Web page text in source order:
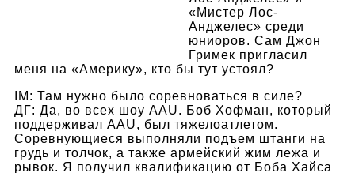
«Мистер Лос-
Анджелес» среди
юниоров. Сам Джон
Гримек пригласил
меня на «Америку», кто бы тут устоял?
IM: Там нужно было соревноваться в силе?
ДГ: Да, во всех шоу AAU. Боб Хофман, который
поддерживал AAU, был тяжелоатлетом.
Соревнующиеся выполняли подъем штанги на
грудь и толчок, а также армейский жим лежа и
рывок. Я получил квалификацию от Боба Хайса